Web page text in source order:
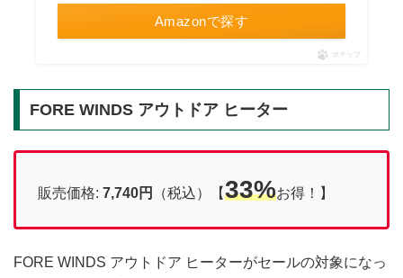
Amazonで探す
ポチップ
FORE WINDS アウトドア ヒーター
販売価格: 7,740円 （税込）【33%お得！】
FORE WINDS アウトドア ヒーターがセールの対象になっ